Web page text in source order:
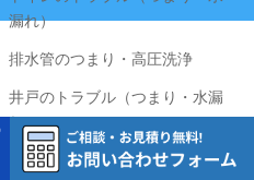
漏れ）
排水管のつまり・高圧洗浄
井戸のトラブル（つまり・水漏
れ）
Copyright © 2020 ライフ水道サービス